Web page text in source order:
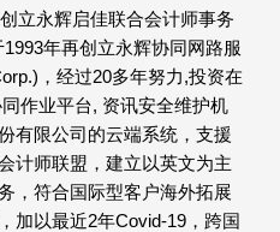
立永辉启佳联合会计师事务
年再创立永辉协同网路服
，经过20多年努力,投资在
作业平台, 资讯安全维护机
有限公司的云端系统，支援
计师联盟，建立以英文为主
，符合国际型客户海外拓展
加以最近2年Covid-19，跨国